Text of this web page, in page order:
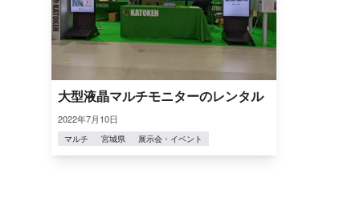
大型液晶マルチモニターのレンタル
2022年7月10日
マルチ 宮城県 展示会・イベント